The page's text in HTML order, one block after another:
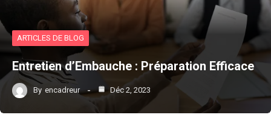
ARTICLES DE BLOG
Entretien d’Embauche : Préparation Efficace
By encadreur Déc 2, 2023